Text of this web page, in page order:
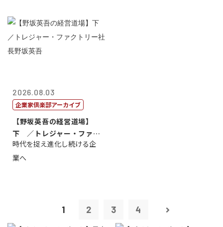
2026.08.03
企業家倶楽部アーカイブ
【野坂英吾の経営道場】
下 ／トレジャー・ファク
トリー社長野坂...
時代を捉え進化し続ける企
業へ
1 2 3 4